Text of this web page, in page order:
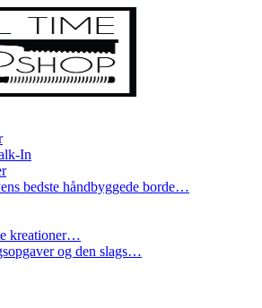
In
bedste håndbyggede borde…
kreationer…
og den slags…